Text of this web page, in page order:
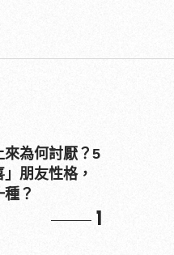
來為何討厭？5
朋友性格，
？
1